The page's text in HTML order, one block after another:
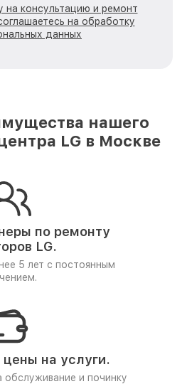
на консультацию и ремонт
на обработку
данных
нашего
LG в Москве
по ремонту
LG.
5 лет с постоянным
на услуги.
и починку